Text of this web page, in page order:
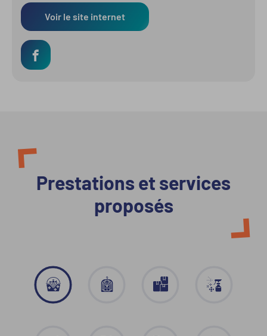
Voir le site internet
Retrouvez
ESAT
sur
Prestations et services
proposés
Agro-
Alimentaire
Conditionnement Propreté